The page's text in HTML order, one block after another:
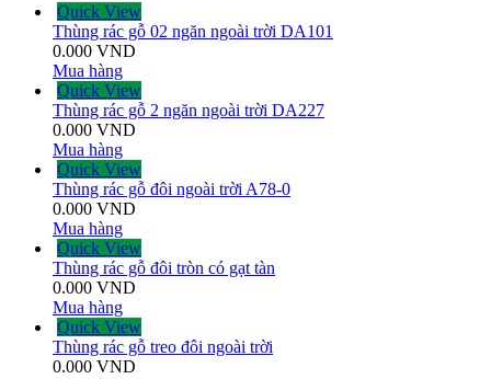
Quick View
Thùng rác gỗ 02 ngăn ngoài trời DA101
0.000 VND
Mua hàng
Quick View
Thùng rác gỗ 2 ngăn ngoài trời DA227
0.000 VND
Mua hàng
Quick View
Thùng rác gỗ đôi ngoài trời A78-0
0.000 VND
Mua hàng
Quick View
Thùng rác gỗ đôi tròn có gạt tàn
0.000 VND
Mua hàng
Quick View
Thùng rác gỗ treo đôi ngoài trời
0.000 VND